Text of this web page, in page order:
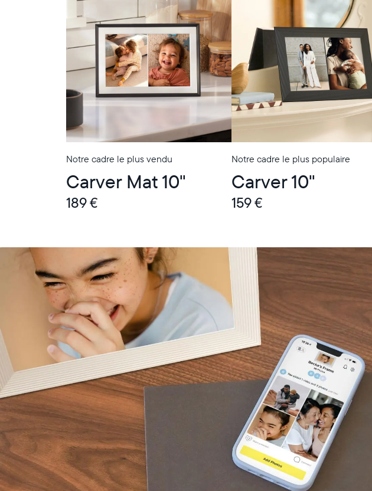
Notre cadre le plus vendu
Carver Mat 10"
189 €
Notre cadre le plus populaire
Carver 10"
159 €